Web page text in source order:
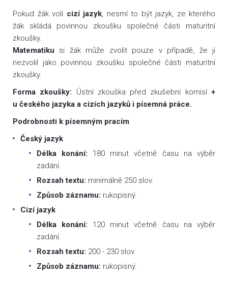
Pokud žák volí cizí jazyk , nesmí to být jazyk, ze kterého
žák skládá povinnou zkoušku společné části maturitní
zkoušky.
Matematiku si žák může zvolit pouze v případě, že ji
nezvolil jako povinnou zkoušku společné části maturitní
zkoušky.
Forma zkoušky: Ústní zkouška před zkušební komisí+
u českého jazyka a cizích jazyků i písemná práce.
Podrobnosti k písemným pracím
Český jazyk
Délka konání: 180 minut včetně času na výběr
zadání.
Rozsah textu: minimálně 250 slov.
Způsob záznamu: rukopisný.
Cizí jazyk
Délka konání: 120 minut včetně času na výběr
zadání.
Rozsah textu: 200 - 230 slov.
Způsob záznamu: rukopisný.